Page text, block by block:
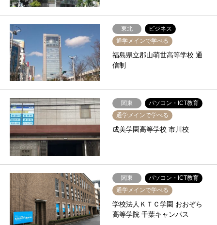
東北
ビジネス
通学メインで学べる
福島県立郡山萌世高等学校 通
信制
関東
パソコン・ICT教育
通学メインで学べる
成美学園高等学校 市川校
関東
パソコン・ICT教育
通学メインで学べる
学校法人ＫＴＣ学園 おおぞら
高等学院 千葉キャンパス